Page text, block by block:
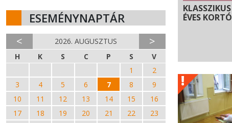
ESEMÉNYNAPTÁR
< 2026. AUGUSZTUS >
H K S C P S
V
1
2
3
4 5 6 7 8
9
10
11 12 13 14 15
16
17
18 19 20 21 22
23
ÉVES